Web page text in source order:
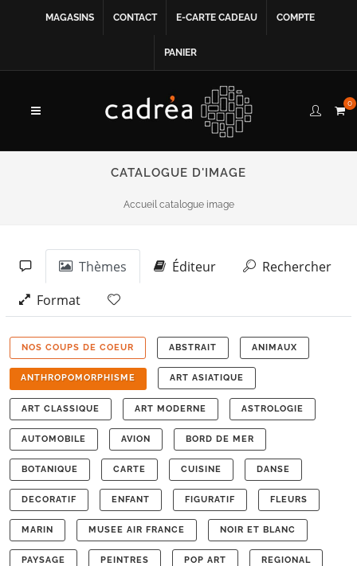
MAGASINS CONTACT E-CARTE CADEAU COMPTE
PANIER
0
CATALOGUE D'IMAGE
Accueil catalogue image
Thèmes Éditeur
Rechercher
Format
NOS COUPS DE COEUR ABSTRAIT ANIMAUX
ANTHROPOMORPHISME ART ASIATIQUE
ART CLASSIQUE ART MODERNE ASTROLOGIE
AUTOMOBILE AVION BORD DE MER
BOTANIQUE CARTE CUISINE DANSE
DECORATIF ENFANT FIGURATIF FLEURS
MARIN MUSEE AIR FRANCE NOIR ET BLANC
PAYSAGE PEINTRES POP ART REGIONAL